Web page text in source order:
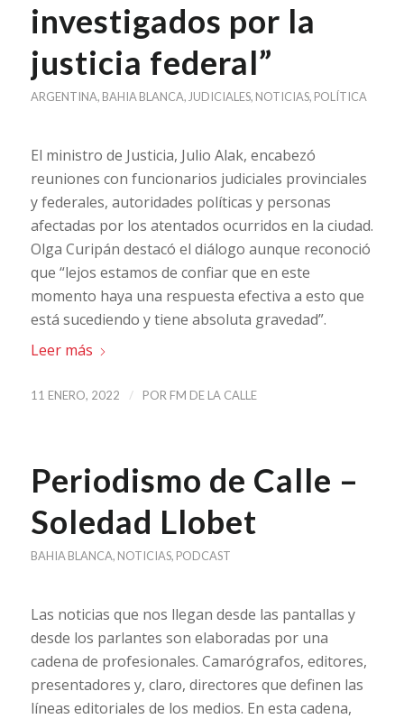
investigados por la
justicia federal”
ARGENTINA, BAHIA BLANCA, JUDICIALES, NOTICIAS, POLÍTICA
El ministro de Justicia, Julio Alak, encabezó
reuniones con funcionarios judiciales provinciales
y federales, autoridades políticas y personas
afectadas por los atentados ocurridos en la ciudad.
Olga Curipán destacó el diálogo aunque reconoció
que “lejos estamos de confiar que en este
momento haya una respuesta efectiva a esto que
está sucediendo y tiene absoluta gravedad”.
Leer más
11 ENERO, 2022 / POR FM DE LA CALLE
Periodismo de Calle –
Soledad Llobet
BAHIA BLANCA, NOTICIAS, PODCAST
Las noticias que nos llegan desde las pantallas y
desde los parlantes son elaboradas por una
cadena de profesionales. Camarógrafos, editores,
presentadores y, claro, directores que definen las
líneas editoriales de los medios. En esta cadena,